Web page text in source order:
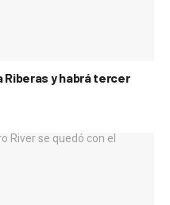
Riberas y habrá tercer